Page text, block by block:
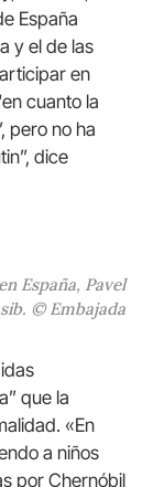
España
y el de las
en
cuanto la
pero no ha
dice
España, Pavel
© Embajada
que la
«En
a niños
por Chernóbil